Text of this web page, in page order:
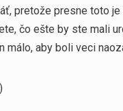
pretože presne toto
čo ešte by ste mali
aby boli veci